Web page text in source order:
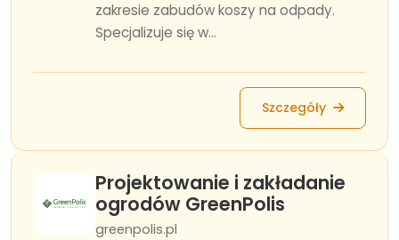
zakresie zabudów koszy na odpady.
Specjalizuje się w...
Szczegóły
Projektowanie i zakładanie
ogrodów GreenPolis
greenpolis.pl